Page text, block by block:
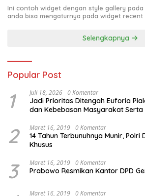
Ini contoh widget dengan style gallery
anda bisa mengaturnya pada widget
Selengkapnya
Popular Post
1 Juli 18, 2026 0 Komentar
Jadi Prioritas Ditengah Euforia
dan Kebebasan Masyarakat Serta
PBD
2 Maret 16, 2019 0 Komentar
14 Tahun Terbunuhnya Munir, Polri
Khusus
3 Maret 16, 2019 0 Komentar
Prabowo Resmikan Kantor DPD
Maret 16, 2019 0 Komentar